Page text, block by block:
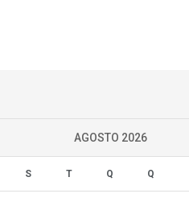
AGOSTO 2026
S T Q Q